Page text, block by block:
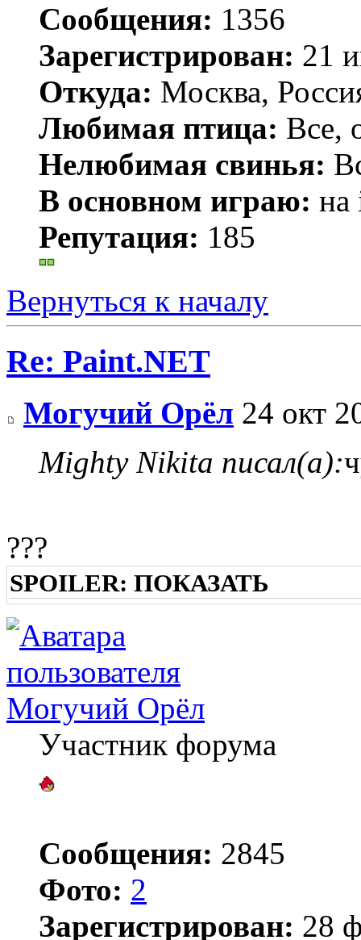
Сообщения: 1356
Зарегистрирован: 21
Откуда: Москва,
Любимая птица: Все,
Нелюбимая свинья:
В основном играю: на
Репутация: 185
Вернуться к началу
Re: Paint.NET
Могучий Орёл 24 окт
Mighty Nikita писал(а):
???
SPOILER: ПОКАЗАТЬ
Могучий Орёл
Участник форума
Сообщения: 2845
Фото: 2
Зарегистрирован: 28